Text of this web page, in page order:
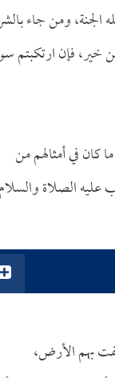
الجنة، ومن جاء
خير، فإن ارتكبتم
كان في أمثالهم من
عليه الصلاة
بهم الأرض،